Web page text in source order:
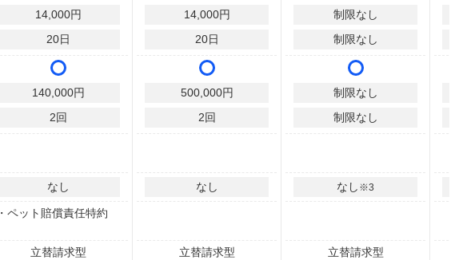
14,000円
20日
140,000円
2回
なし
・ペット賠償責任特約
立替請求型
14,000円
20日
500,000円
2回
なし
立替請求型
制限なし
制限なし
制限なし
制限なし
なし ※3
立替請求型